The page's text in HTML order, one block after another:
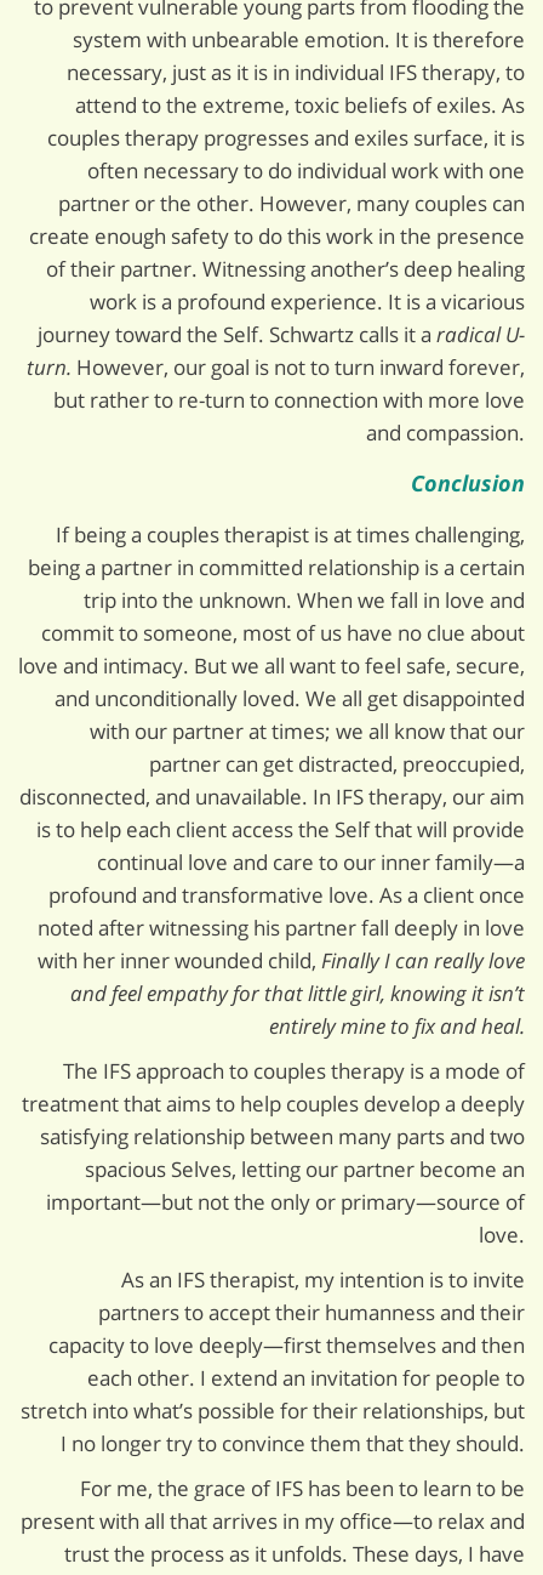
to prevent vulnerable young parts from flooding the
system with unbearable emotion. It is therefore
necessary, just as it is in individual IFS therapy, to
attend to the extreme, toxic beliefs of exiles. As
couples therapy progresses and exiles surface, it is
often necessary to do individual work with one
partner or the other. However, many couples can
create enough safety to do this work in the presence
of their partner. Witnessing another’s deep healing
work is a profound experience. It is a vicarious
journey toward the Self. Schwartz calls it a radical U-
turn. However, our goal is not to turn inward forever,
but rather to re-turn to connection with more love
and compassion.
Conclusion
If being a couples therapist is at times challenging,
being a partner in committed relationship is a certain
trip into the unknown. When we fall in love and
commit to someone, most of us have no clue about
love and intimacy. But we all want to feel safe, secure,
and unconditionally loved. We all get disappointed
with our partner at times; we all know that our
partner can get distracted, preoccupied,
disconnected, and unavailable. In IFS therapy, our aim
is to help each client access the Self that will provide
continual love and care to our inner family—a
profound and transformative love. As a client once
noted after witnessing his partner fall deeply in love
with her inner wounded child, Finally I can really love
and feel empathy for that little girl, knowing it isn’t
entirely mine to fix and heal.
The IFS approach to couples therapy is a mode of
treatment that aims to help couples develop a deeply
satisfying relationship between many parts and two
spacious Selves, letting our partner become an
important—but not the only or primary—source of
love.
As an IFS therapist, my intention is to invite
partners to accept their humanness and their
capacity to love deeply—first themselves and then
each other. I extend an invitation for people to
stretch into what’s possible for their relationships, but
I no longer try to convince them that they should.
For me, the grace of IFS has been to learn to be
present with all that arrives in my office—to relax and
trust the process as it unfolds. These days, I have